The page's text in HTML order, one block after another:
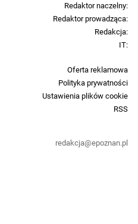
Oferta reklamowa
Polityka prywatności
Ustawienia plików cookie
RSS
redakcja@epoznan.pl
Redaktor naczelny:
Redaktor prowadząca:
Redakcja:
IT: